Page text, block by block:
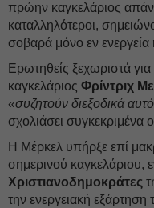
πρώην καγκελάριος
καταλληλότεροι,
σοβαρά μόνο εν ενεργεία
Ερωτηθείς ξεχωριστά
καγκελάριος Φρίντριχ
«συζητούν διεξοδικά
σχολιάσει συγκεκριμένα
Η Μέρκελ υπήρξε επί
σημερινού καγκελάριου,
Χριστιανοδημοκράτες
την ενεργειακή